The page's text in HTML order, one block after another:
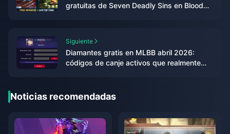
gratuitas de Seven Deadly Sins en Blood
Siguiente
Diamantes gratis en MLBB abril 2026:
códigos de canje activos que realmente
Noticias recomendadas